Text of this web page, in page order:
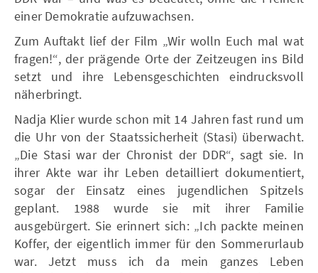
einer Demokratie aufzuwachsen.
Zum Auftakt lief der Film „Wir wolln Euch mal wat
fragen!“, der prägende Orte der Zeitzeugen ins Bild
setzt und ihre Lebensgeschichten eindrucksvoll
näherbringt.
Nadja Klier wurde schon mit 14 Jahren fast rund um
die Uhr von der Staatssicherheit (Stasi) überwacht.
„Die Stasi war der Chronist der DDR“, sagt sie. In
ihrer Akte war ihr Leben detailliert dokumentiert,
sogar der Einsatz eines jugendlichen Spitzels
geplant. 1988 wurde sie mit ihrer Familie
ausgebürgert. Sie erinnert sich: „Ich packte meinen
Koffer, der eigentlich immer für den Sommerurlaub
war. Jetzt muss ich da mein ganzes Leben